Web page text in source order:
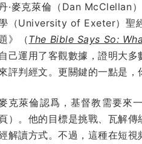
·麥克萊倫（Dan McClellan
（University of Exeter）聖
》（The Bible Says So:
自己運用了客觀數據，證明大
評判經文。更關鍵的一點是
克萊倫認爲，基督教需要來
）。他的目標是挑戰、瓦解
解讀方式。不過，這種在短